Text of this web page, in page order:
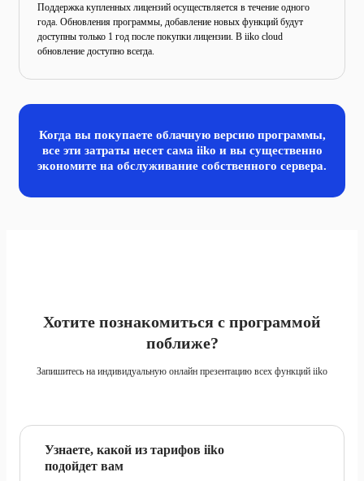
Поддержка купленных лицензий осуществляется в течение одного
года. Обновления программы, добавление новых функций будут
доступны только 1 год после покупки лицензии. В iiko cloud
обновление доступно всегда.
Когда вы покупаете облачную версию программы,
все эти затраты несет сама iiko и вы существенно
экономите на обслуживание собственного сервера.
Хотите познакомиться с программой
поближе?
Запишитесь на индивидуальную онлайн презентацию всех функций iiko
Узнаете, какой из тарифов iiko
подойдет вам